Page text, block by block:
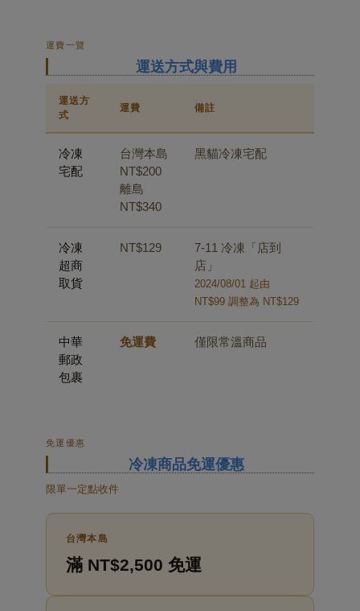
運費一覽
運送方式與費用
運送方
式
運費 備註
冷凍
宅配
台灣本島
NT$200
離島
NT$340
黑貓冷凍宅配
冷凍
超商
取貨
NT$129
7-11 冷凍「店到
店」
2024/08/01 起由
NT$99 調整為 NT$129
中華
郵政
包裹
免運費 僅限常溫商品
免運優惠
冷凍商品免運優惠
限單一定點收件
台灣本島
滿 NT$2,500 免運